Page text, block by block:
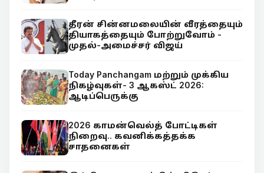
தீரன் சின்னமலையின் வீரத்தையும்
தியாகத்தையும் போற்றுவோம் -
முதல்-அமைச்சர் விஜய்
Today Panchangam மற்றும் முக்கிய
நிகழ்வுகள்- 3 ஆகஸ்ட் 2026:
ஆடிப்பெருக்கு
2026 காமன்வெல்த் போட்டிகள்
நிறைவு.. கவனிக்கத்தக்க
சாதனைகள்